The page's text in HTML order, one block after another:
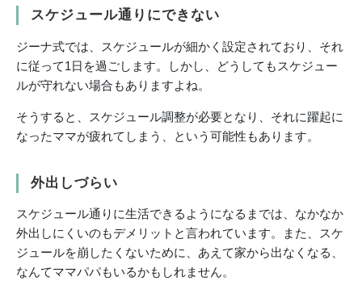
スケジュール通りにできない
ジーナ式では、スケジュールが細かく設定されており、それ
に従って1日を過ごします。しかし、どうしてもスケジュー
ルが守れない場合もありますよね。
そうすると、スケジュール調整が必要となり、それに躍起に
なったママが疲れてしまう、という可能性もあります。
外出しづらい
スケジュール通りに生活できるようになるまでは、なかなか
外出しにくいのもデメリットと言われています。また、スケ
ジュールを崩したくないために、あえて家から出なくなる、
なんてママパパもいるかもしれません。